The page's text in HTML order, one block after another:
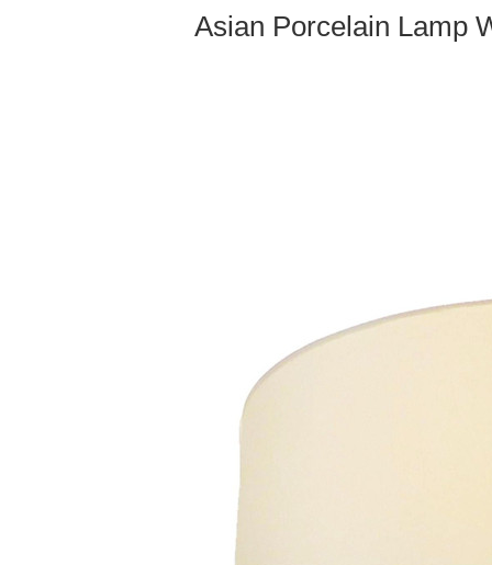
Asian Porcelain Lamp